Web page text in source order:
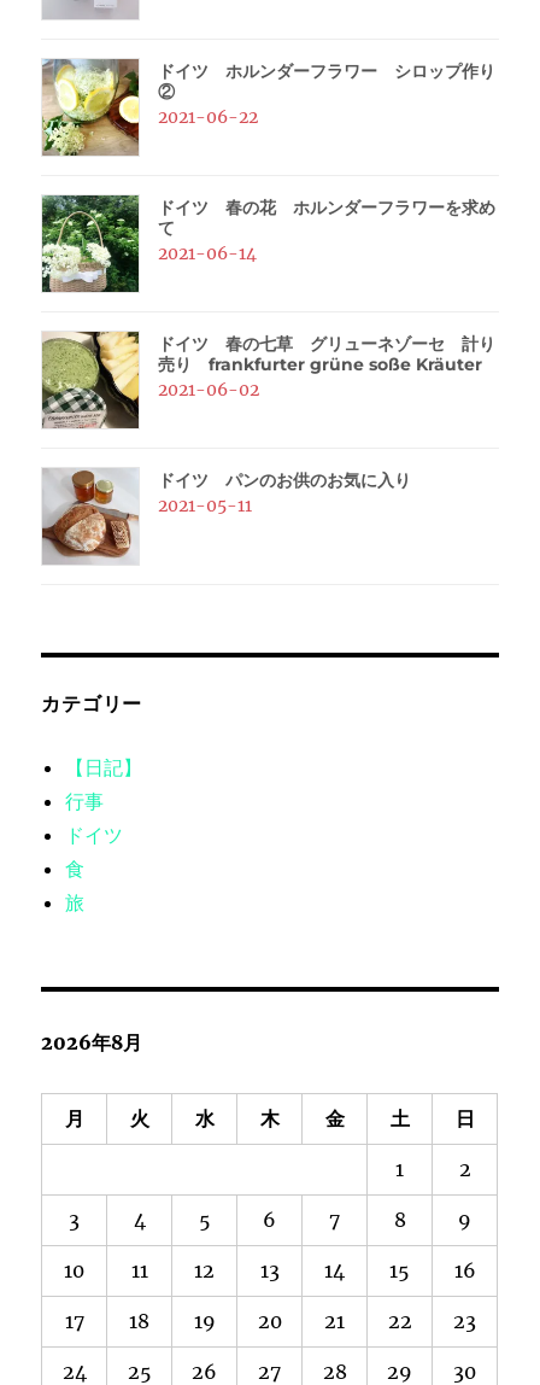
ドイツ ホルンダーフラワー シロップ作り
②
2021-06-22
ドイツ 春の花 ホルンダーフラワーを求め
て
2021-06-14
ドイツ 春の七草 グリューネゾーセ 計り
売り frankfurter grüne soße Kräuter
2021-06-02
ドイツ パンのお供のお気に入り
2021-05-11
カテゴリー
【日記】
行事
ドイツ
食
旅
2026年8月
月 火 水 木 金 土 日
1 2
3 4 5 6 7 8 9
10 11 12 13 14 15 16
17 18 19 20 21 22 23
24 25 26 27 28 29 30